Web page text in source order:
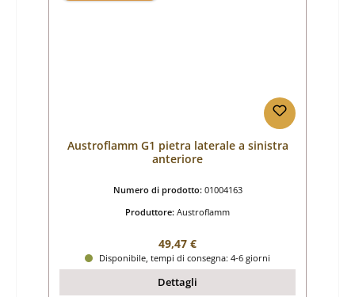
Austroflamm G1 pietra laterale a sinistra
anteriore
Numero di prodotto: 01004163
Produttore: Austroflamm
Prezzo normale:
49,47 €
Disponibile, tempi di consegna: 4-6 giorni
Dettagli